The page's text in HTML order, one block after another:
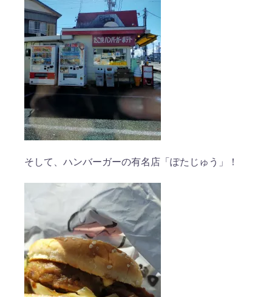
そして、ハンバーガーの有名店「ぽたじゅう」！